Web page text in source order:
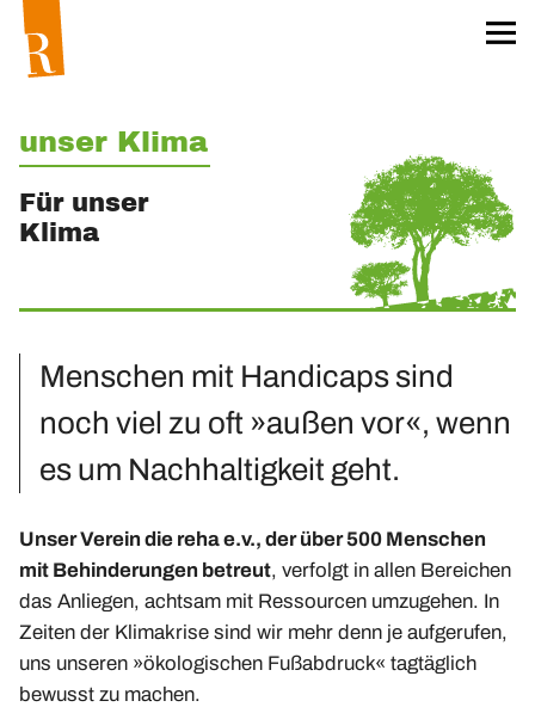
Startseite
Worum geht’s?
Das Team
Projekt »unser Klima«
Heftreihe »unser Klima«
Hefte bestellen
Materialien
Upcycling-Beutel
Presse
»Energie-Beratung«
Energie-Karten-Set
unser Klima
Für unser
Klima
Menschen mit Handicaps sind
noch viel zu oft »außen vor«, wenn
es um Nachhaltigkeit geht.
Unser Verein die reha e.v., der über 500 Menschen
mit Behinderungen betreut, verfolgt in allen Bereichen
das Anliegen, achtsam mit Ressourcen umzugehen. In
Zeiten der Klimakrise sind wir mehr denn je aufgerufen,
uns unseren »ökologischen Fußabdruck« tagtäglich
bewusst zu machen.